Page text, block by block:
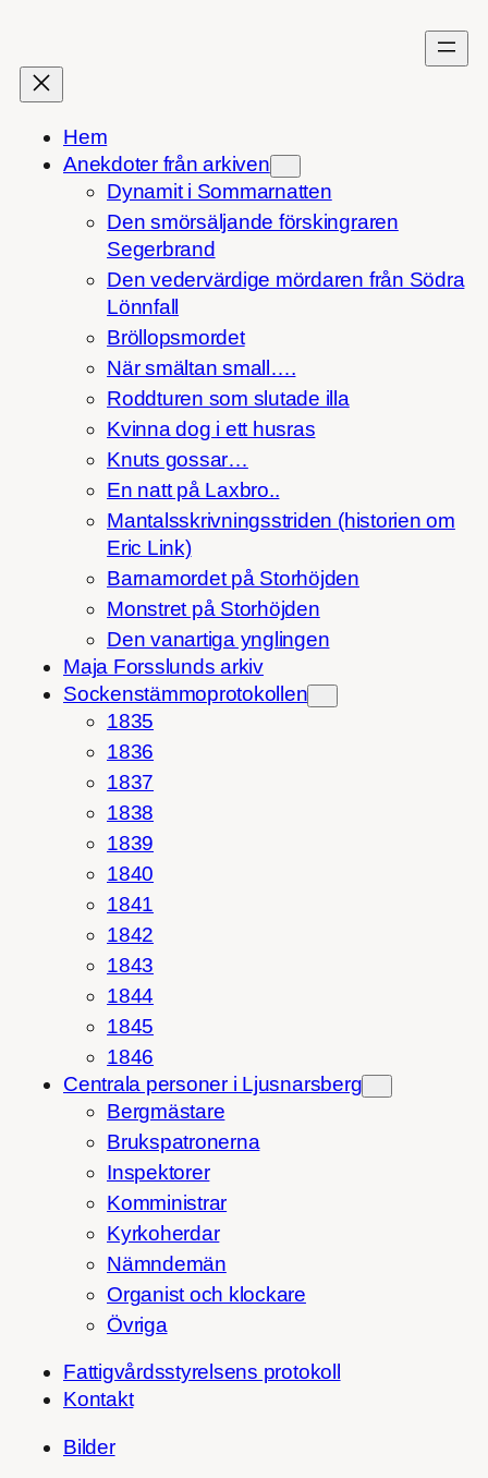
innehåll
Hem
Anekdoter från arkiven
Dynamit i Sommarnatten
Den smörsäljande förskingraren
Segerbrand
Den vedervärdige mördaren från Södra
Lönnfall
Bröllopsmordet
När smältan small….
Roddturen som slutade illa
Kvinna dog i ett husras
Knuts gossar…
En natt på Laxbro..
Mantalsskrivningsstriden (historien om
Eric Link)
Barnamordet på Storhöjden
Monstret på Storhöjden
Den vanartiga ynglingen
Maja Forsslunds arkiv
Sockenstämmoprotokollen
1835
1836
1837
1838
1839
1840
1841
1842
1843
1844
1845
1846
Centrala personer i Ljusnarsberg
Bergmästare
Brukspatronerna
Inspektorer
Komministrar
Kyrkoherdar
Nämndemän
Organist och klockare
Övriga
Fattigvårdsstyrelsens protokoll
Kontakt
Bilder